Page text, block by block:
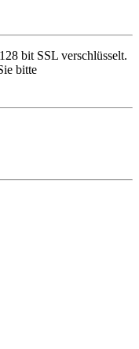
bit SSL verschlüsselt.
bitte